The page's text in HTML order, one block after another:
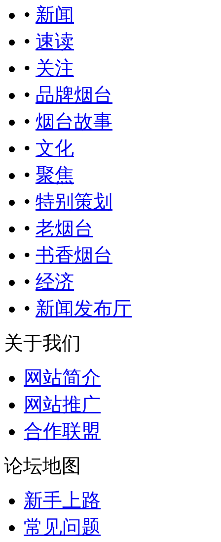
• 新闻
• 速读
• 关注
• 品牌烟台
• 烟台故事
• 文化
• 聚焦
• 特别策划
• 老烟台
• 书香烟台
• 经济
• 新闻发布厅
关于我们
网站简介
网站推广
合作联盟
论坛地图
新手上路
常见问题